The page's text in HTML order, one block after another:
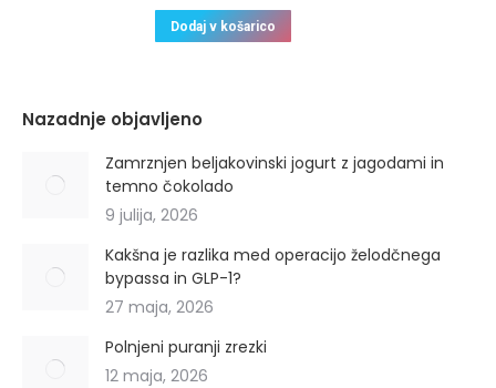
Dodaj v košarico
Nazadnje objavljeno
Zamrznjen beljakovinski jogurt z jagodami in
temno čokolado
9 julija, 2026
Kakšna je razlika med operacijo želodčnega
bypassa in GLP-1?
27 maja, 2026
Polnjeni puranji zrezki
12 maja, 2026